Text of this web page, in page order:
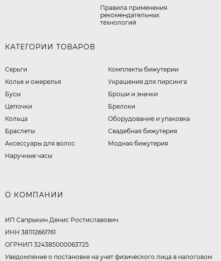
Правила применения
рекомендательных
технологий
КАТЕГОРИИ ТОВАРОВ
Серьги
Колье и ожерелья
Бусы
Цепочки
Кольца
Браслеты
Аксессуары для волос
Наручные часы
Комплекты бижутерии
Украшения для пирсинга
Броши и значки
Брелоки
Оборудование и упаковка
Свадебная бижутерия
Модная бижутерия
О КОМПАНИИ
ИП Сапрыкин Денис Ростиславович
ИНН 381112661761
ОГРНИП 324385000063725
Уведомление о постановке на учет физического лица в налоговом